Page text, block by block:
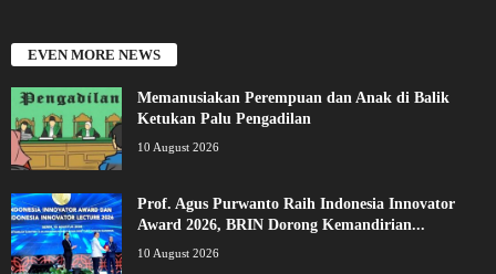
EVEN MORE NEWS
Memanusiakan Perempuan dan Anak di Balik
Ketukan Palu Pengadilan
10 August 2026
Prof. Agus Purwanto Raih Indonesia Innovator
Award 2026, BRIN Dorong Kemandirian...
10 August 2026